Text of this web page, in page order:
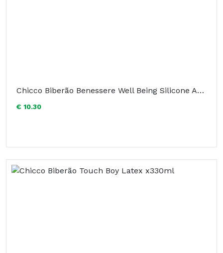
Chicco Biberão Benessere Well Being Silicone Azul 330ml
€ 10.30